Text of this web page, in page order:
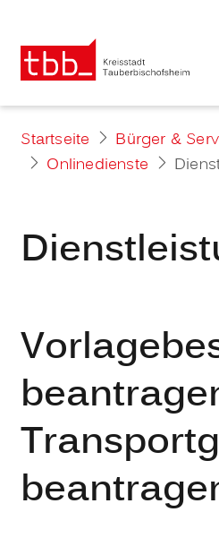
Startseite Bürger &
Onlinedienste